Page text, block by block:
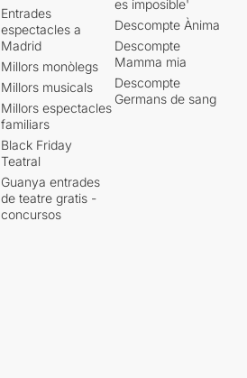
Entrades
espectacles a
Madrid
Millors monòlegs
Millors musicals
Millors espectacles
familiars
Black Friday
Teatral
Guanya entrades
de teatre gratis -
concursos
es imposible'
Descompte Ànima
Descompte
Mamma mia
Descompte
Germans de sang